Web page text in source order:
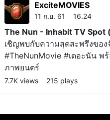
ExciteMOVIES
11 ก.ย. 61 16.24
The Nun - Inhabit TV Spot
เชิญพบกับความสุดสะพรึงของ
#TheNunMovie #เดอะนัน พ
ภาพยนตร์
7.7K views 215 plays